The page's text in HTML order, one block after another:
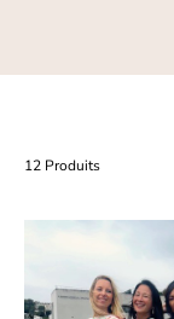
12 Produits